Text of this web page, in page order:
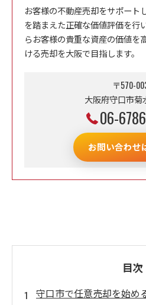
お客様の不動産売却をサポート
を踏まえた正確な価値評価を行
らお客様の貴重な資産の価値を
ける売却を大阪で目指します。
〒570-
大阪府守口市菊
06-
お問い合わせ
目次
守口市で任意売却を始め